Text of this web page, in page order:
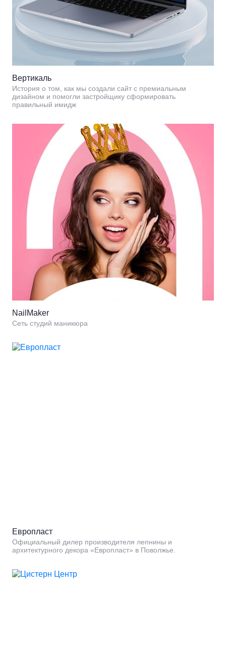
Вертикаль
История о том, как мы создали сайт с премиальным
дизайном и помогли застройщику сформировать
правильный имидж
NailMaker
Сеть студий маникюра
Европласт
Официальный дилер производителя лепнины и
архитектурного декора «Европласт» в Поволжье.